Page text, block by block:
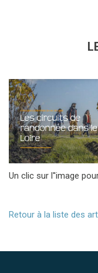
Un clic sur l''image
Retour à la liste des